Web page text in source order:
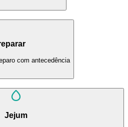
com antecedência
Jejum